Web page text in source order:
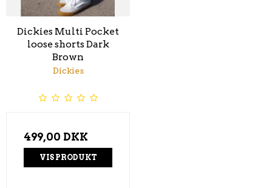
Dickies Multi Pocket
loose shorts Dark
Brown
Dickies
499,00 DKK
VIS PRODUKT